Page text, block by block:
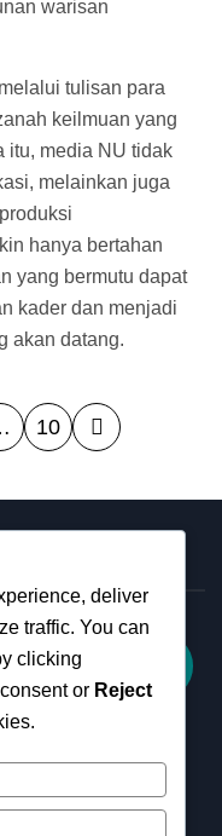
warisan
tulisan para
keilmuan yang
itu, media NU tidak
melainkan juga
hanya bertahan
yang bermutu dapat
kader dan menjadi
akan datang.
10
deliver
traffic. You can
clicking
or Reject